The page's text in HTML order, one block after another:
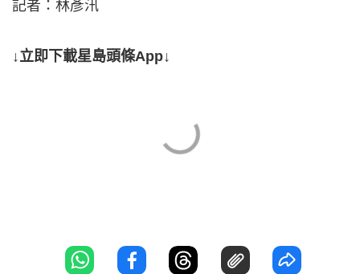
記者：林彥汛
↓立即下載星島頭條App↓